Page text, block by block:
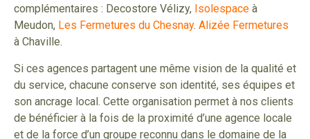
complémentaires : Decostore Vélizy, Isolespace à
Meudon, Les Fermetures du Chesnay. Alizée Fermetures
à Chaville.
Si ces agences partagent une même vision de la qualité et
du service, chacune conserve son identité, ses équipes et
son ancrage local. Cette organisation permet à nos clients
de bénéficier à la fois de la proximité d’une agence locale
et de la force d’un groupe reconnu dans le domaine de la